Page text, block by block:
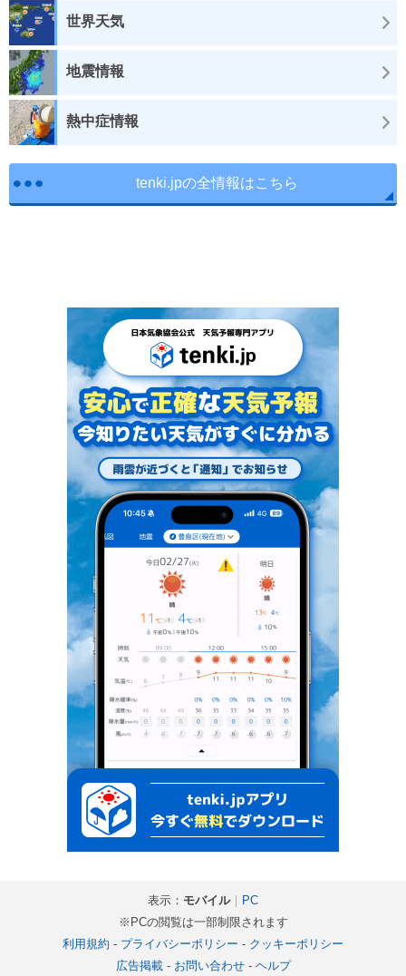
世界天気
地震情報
熱中症情報
tenki.jpの全情報はこちら
表示： モバイル｜ PC
※PCの閲覧は一部制限されます
利用規約 - プライバシーポリシー - クッキーポリシー
広告掲載- お問い合わせ- ヘルプ